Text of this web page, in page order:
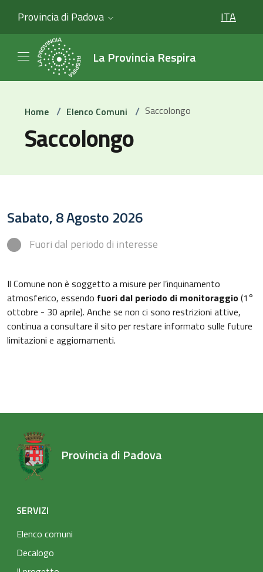
Provincia di Padova ITA
La Provincia Respira
Home / Elenco Comuni / Saccolongo
Saccolongo
Sabato, 8 Agosto 2026
Fuori dal periodo di interesse
Il Comune non è soggetto a misure per l’inquinamento
atmosferico, essendo fuori dal periodo di monitoraggio(1°
ottobre - 30 aprile). Anche se non ci sono restrizioni attive,
continua a consultare il sito per restare informato sulle future
limitazioni e aggiornamenti.
Provincia di Padova
SERVIZI
Elenco comuni
Decalogo